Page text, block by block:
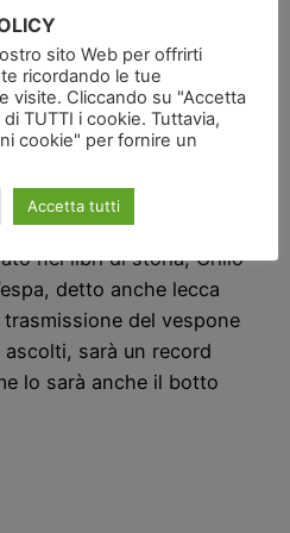
e rutto
sera in TV ci sarà
nei libri di storia, Grillo
detto anche lecca
del vespone
sarà un record
lo sarà anche il botto
sito Web per offrirti
ricordando le tue
visite. Cliccando su "Accetta
TUTTI i cookie. Tuttavia,
cookie" per fornire un
Accetta tutti